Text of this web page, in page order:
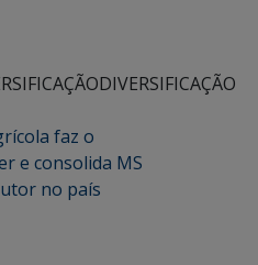
DIVERSIFICAÇÃO
faz o
e consolida MS
no país